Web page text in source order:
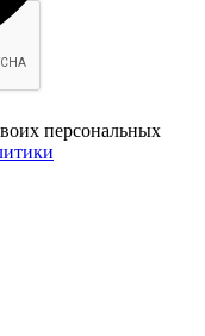
персональных